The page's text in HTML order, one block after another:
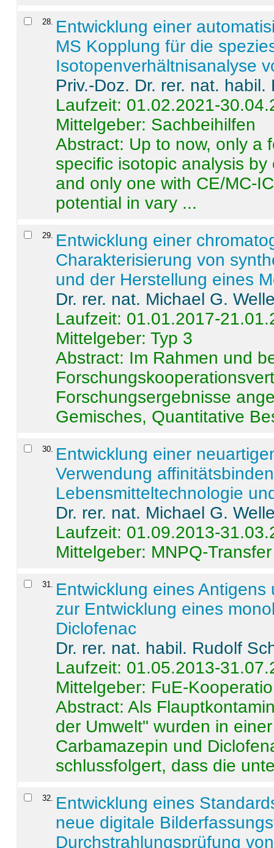
28. Entwicklung einer
MS Kopplung für die
Isotopenverhältnisanalyse
Priv.-Doz. Dr. rer. nat.
Laufzeit: 01.02.2021-
Mittelgeber: Sachbeihilfen
Abstract: Up to now, only a
specific isotopic analysis
and only one with CE/MC-
potential in vary ...
29. Entwicklung einer
Charakterisierung von
und der Herstellung eines
Dr. rer. nat. Michael G.
Laufzeit: 01.01.2017-
Mittelgeber: Typ 3
Abstract: Im Rahmen und
Forschungsergebnisse
Gemisches, Quantitative
30. Entwicklung einer
Verwendung
Lebensmitteltechnologie
Dr. rer. nat. Michael G.
Laufzeit: 01.09.2013-
Mittelgeber: MNPQ-Transfer
31. Entwicklung eines
zur Entwicklung eines
Diclofenac
Dr. rer. nat. habil. Rudolf
Laufzeit: 01.05.2013-
Mittelgeber: FuE-
Abstract:Als
der Umwelt" wurden in
Carbamazepin und
schlussfolgert, dass die
32. Entwicklung eines
neue digitale
Durchstrahlungsprüfung